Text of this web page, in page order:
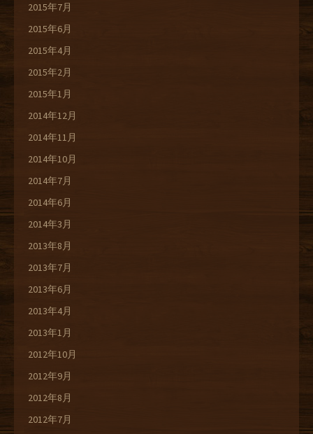
2015年7月
2015年6月
2015年4月
2015年2月
2015年1月
2014年12月
2014年11月
2014年10月
2014年7月
2014年6月
2014年3月
2013年8月
2013年7月
2013年6月
2013年4月
2013年1月
2012年10月
2012年9月
2012年8月
2012年7月